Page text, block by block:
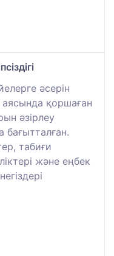
әсерін
қоршаған
әзірлеу
бағытталған.
табиғи
және еңбек